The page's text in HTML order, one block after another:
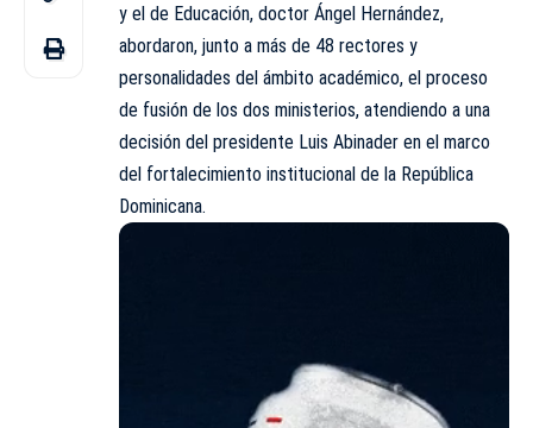
y el de Educación, doctor Ángel Hernández,
abordaron, junto a más de 48 rectores y
personalidades del ámbito académico, el proceso
de fusión de los dos ministerios, atendiendo a una
decisión del presidente Luis Abinader en el marco
del fortalecimiento institucional de la República
Dominicana.